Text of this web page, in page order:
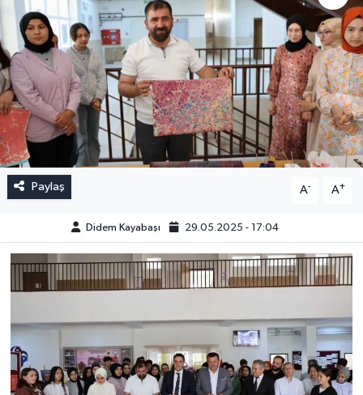
Paylaş A- A+
Didem Kayabaşı 29.05.2025 - 17:04